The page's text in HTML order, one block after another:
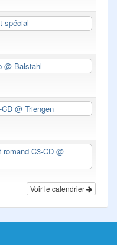
spécial
@ Balstahl
CD@ Triengen
romand C3-CD@
Voir le calendrier